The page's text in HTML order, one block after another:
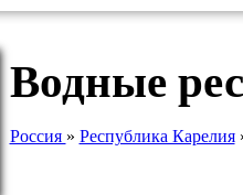
Водные
Россия » Республика Карелия